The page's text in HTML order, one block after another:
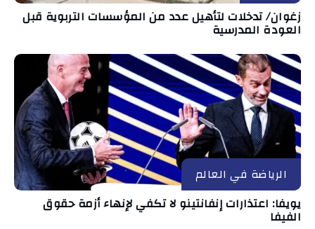
زغوان/ تدخلات لتأهيل عدد من المؤسسات التربوية قبل
العودة المدرسية
الرياضة في العالم
يويفا: اعتذارات إنفانتينو لا تكفي لإنهاء أزمة حقوق
الفيفا